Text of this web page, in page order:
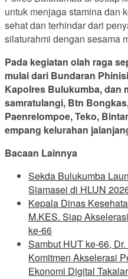
untuk menjaga stamina dan
sehat dan terhindar dari
silaturahmi dengan sesama
Pada kegiatan olah raga
mulai dari Bundaran
Kapolres Bulukumba, dan
samratulangi, Btn
Paenrelompoe, Teko,
empang kelurahan
Bacaan Lainnya
Sekda Bulukumba
Siamasei di HLUN
Kepala Dinas
M.KES. Siap
ke-66
Sambut HUT ke-66,
Komitmen Akselerasi
Ekonomi Digital Takalar